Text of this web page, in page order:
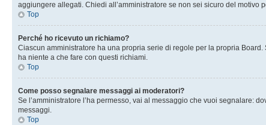
aggiungere allegati. Chiedi all’amministratore se non sei sicuro del motivo
Top
Perché ho ricevuto un richiamo?
Ciascun amministratore ha una propria serie di regole per la propria
ha niente a che fare con questi richiami.
Top
Come posso segnalare messaggi ai moderatori?
Se l’amministratore l’ha permesso, vai al messaggio che vuoi segnalare:
messaggi.
Top